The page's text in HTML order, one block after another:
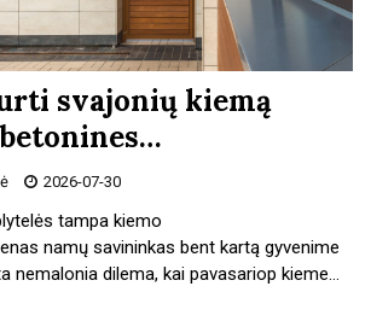
svajonių kiemą
2026-07-30
tampa kiemo
namų savininkas bent kartą gyvenime
nemalonia dilema, kai pavasariop kieme…